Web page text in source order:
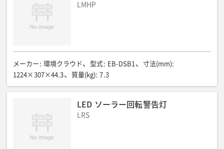
LMHP
メーカー : 環境クラウド 型式: EB-DSB1 寸法(mm):
1224×307×44.3
質量(kg): 7.3
LED ソーラー回転警告灯
LRS